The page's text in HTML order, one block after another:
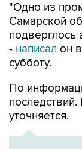
"Одно из
Самарской
подверглось
- написал он
субботу.
По
уточняется.